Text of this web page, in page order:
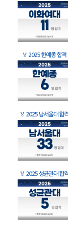
🏅 2025 한예종 합격
🏅 2025 남서울대 합
🏅 2025 성균관대 합